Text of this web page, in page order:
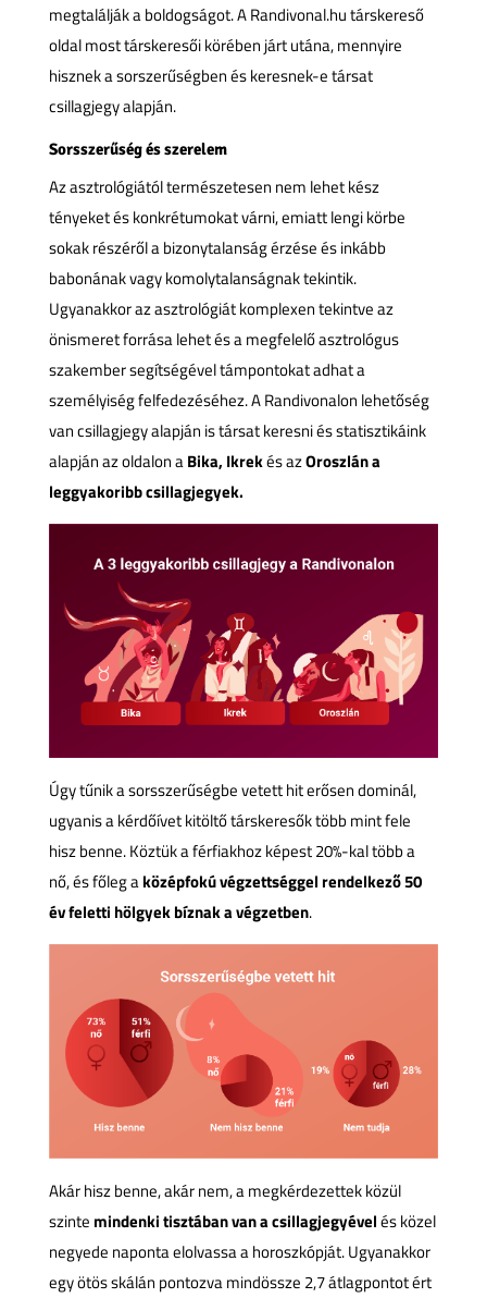
megtalálják a boldogságot. A Randivonal.hu társkereső
oldal most társkeresői körében járt utána, mennyire
hisznek a sorszerűségben és keresnek-e társat
csillagjegy alapján.
Sorsszerűség és szerelem
Az asztrológiától természetesen nem lehet kész
tényeket és konkrétumokat várni, emiatt lengi körbe
sokak részéről a bizonytalanság érzése és inkább
babonának vagy komolytalanságnak tekintik.
Ugyanakkor az asztrológiát komplexen tekintve az
önismeret forrása lehet és a megfelelő asztrológus
szakember segítségével támpontokat adhat a
személyiség felfedezéséhez. A Randivonalon lehetőség
van csillagjegy alapján is társat keresni és statisztikáink
alapján az oldalon aBika, Ikrekés azOroszlán a
leggyakoribb csillagjegyek.
Úgy tűnik a sorsszerűségbe vetett hit erősen dominál,
ugyanis a kérdőívet kitöltő társkeresők több mint fele
hisz benne. Köztük a férfiakhoz képest 20%-kal több a
nő, és főleg aközépfokú végzettséggel rendelkező 50
év feletti hölgyek bíznak a végzetben.
Akár hisz benne, akár nem, a megkérdezettek közül
szinte mindenki tisztában van a csillagjegyévelés közel
negyede naponta elolvassa a horoszkópját. Ugyanakkor
egy ötös skálán pontozva mindössze 2,7 átlagpontot ért